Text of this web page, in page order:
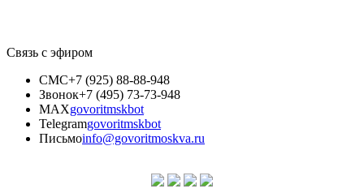
Связь с эфиром
СМС+7 (925) 88-88-948
Звонок+7 (495) 73-73-948
MAXgovoritmskbot
Telegramgovoritmskbot
Письмоinfo@govoritmoskva.ru